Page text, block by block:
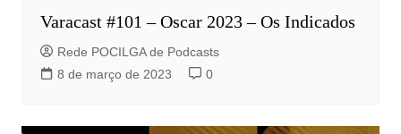
Varacast #101 – Oscar 2023 – Os Indicados
Rede POCILGA de Podcasts
8 de março de 2023
0